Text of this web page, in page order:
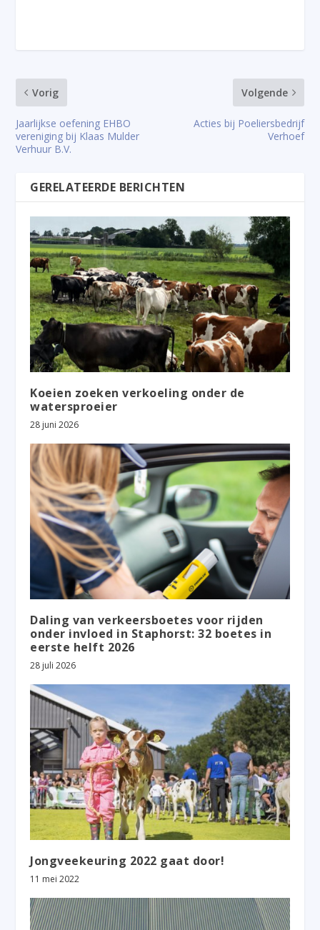
Vorig
Jaarlijkse oefening EHBO
vereniging bij Klaas Mulder
Verhuur B.V.
Volgende
Acties bij Poeliersbedrijf
Verhoef
GERELATEERDE BERICHTEN
Koeien zoeken verkoeling onder de
watersproeier
28 juni 2026
Daling van verkeersboetes voor rijden
onder invloed in Staphorst: 32 boetes in
eerste helft 2026
28 juli 2026
Jongveekeuring 2022 gaat door!
11 mei 2022